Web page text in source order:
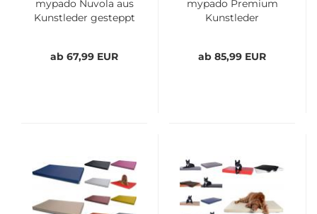
mypado Nuvola aus
Kunstleder gesteppt
ab 67,99 EUR
mypado Premium
Kunstleder
ab 85,99 EUR